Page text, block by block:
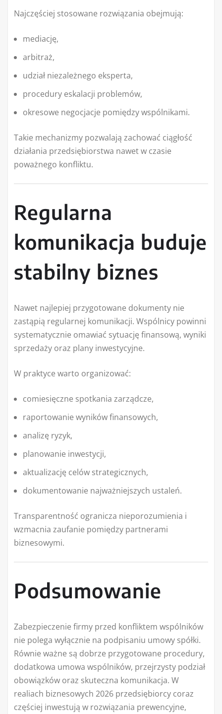
Najczęściej stosowane rozwiązania obejmują:
mediację,
arbitraż,
udział niezależnego eksperta,
procedury eskalacji problemów,
okresowe negocjacje pomiędzy wspólnikami.
Takie mechanizmy pozwalają zachować ciągłość
działania przedsiębiorstwa nawet w czasie
poważnego konfliktu.
Regularna
komunikacja buduje
stabilny biznes
Nawet najlepiej przygotowane dokumenty nie
zastąpią regularnej komunikacji. Wspólnicy powinni
systematycznie omawiać sytuację finansową, wyniki
sprzedaży oraz plany inwestycyjne.
W praktyce warto organizować:
comiesięczne spotkania zarządcze,
raportowanie wyników finansowych,
analizę ryzyk,
planowanie inwestycji,
aktualizację celów strategicznych,
dokumentowanie najważniejszych ustaleń.
Transparentność ogranicza nieporozumienia i
wzmacnia zaufanie pomiędzy partnerami
biznesowymi.
Podsumowanie
Zabezpieczenie firmy przed konfliktem wspólników
nie polega wyłącznie na podpisaniu umowy spółki.
Równie ważne są dobrze przygotowane procedury,
dodatkowa umowa wspólników, przejrzysty podział
obowiązków oraz skuteczna komunikacja. W
realiach biznesowych 2026 przedsiębiorcy coraz
częściej inwestują w rozwiązania prewencyjne,